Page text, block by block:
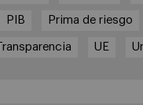
PIB Prima de riesgo
Transparencia UE